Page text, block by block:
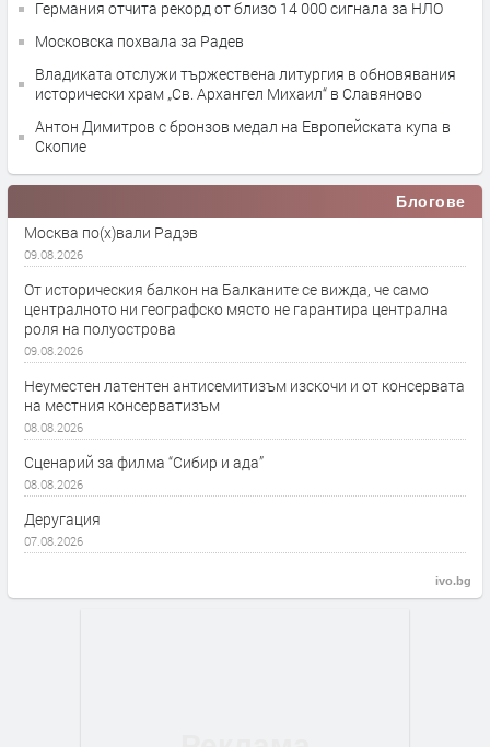
Германия отчита рекорд от близо 14 000 сигнала за НЛО
Московска похвала за Радев
Владиката отслужи тържествена литургия в обновявания
исторически храм „Св. Архангел Михаил“ в Славяново
Антон Димитров с бронзов медал на Европейската купа в
Скопие
Блогове
Москва по(х)вали Радэв
09.08.2026
От историческия балкон на Балканите се вижда, че само
централното ни географско място не гарантира централна
роля на полуострова
09.08.2026
Неуместен латентен антисемитизъм изскочи и от консервата
на местния консерватизъм
08.08.2026
Сценарий за филма “Сибир и ада”
08.08.2026
Деругация
07.08.2026
ivo.bg